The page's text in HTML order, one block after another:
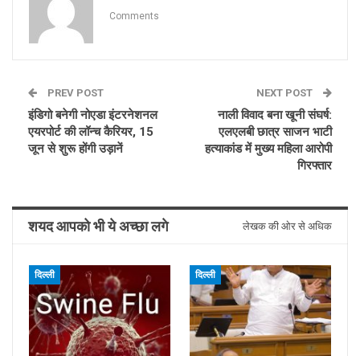
Comments
PREV POST
इंडिगो बनेगी नोएडा इंटरनेशनल
एयरपोर्ट की लॉन्च कैरियर, 15
जून से शुरू होंगी उड़ानें
NEXT POST
नाली विवाद बना खूनी संघर्ष:
एलएलबी छात्र साजन भाटी
हत्याकांड में मुख्य महिला आरोपी
गिरफ्तार
शयद आपको भी ये अच्छा लगे लेखक की ओर से अधिक
दिल्ली दिल्ली